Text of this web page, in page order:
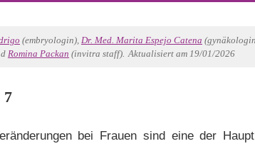
(embryologin), Dr. Med. Marita Espejo Catena
Romina Packan (invitra staff). Aktualisiert am 19/01/2026
7
bei Frauen sind eine der